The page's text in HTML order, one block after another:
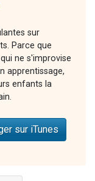
sur
Parce que
ne s'improvise
apprentissage,
enfants la
sur iTunes